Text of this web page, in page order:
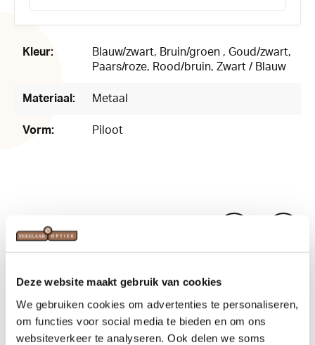
Deze website maakt gebruik van cookies
We gebruiken cookies om advertenties te personaliseren,
om functies voor social media te bieden en om ons
websiteverkeer te analyseren. Ook delen we soms
Kleur:
Blauw/zwart, Bruin/groen , Goud/zwart,
Paars/roze, Rood/bruin, Zwart / Blauw
Materiaal: Metaal
Vorm: Piloot
Related products